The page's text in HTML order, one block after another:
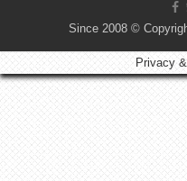
Since 2008 ©
Privacy